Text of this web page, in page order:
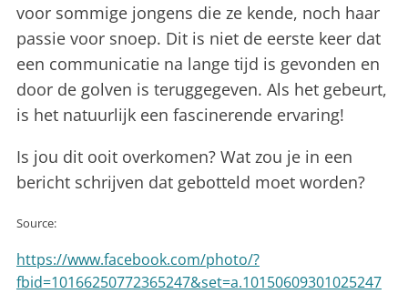
voor sommige jongens die ze kende, noch haar
passie voor snoep. Dit is niet de eerste keer dat
een communicatie na lange tijd is gevonden en
door de golven is teruggegeven. Als het gebeurt,
is het natuurlijk een fascinerende ervaring!
Is jou dit ooit overkomen? Wat zou je in een
bericht schrijven dat gebotteld moet worden?
Source:
https://www.facebook.com/photo/?
fbid=10166250772365247&set=a.10150609301025247